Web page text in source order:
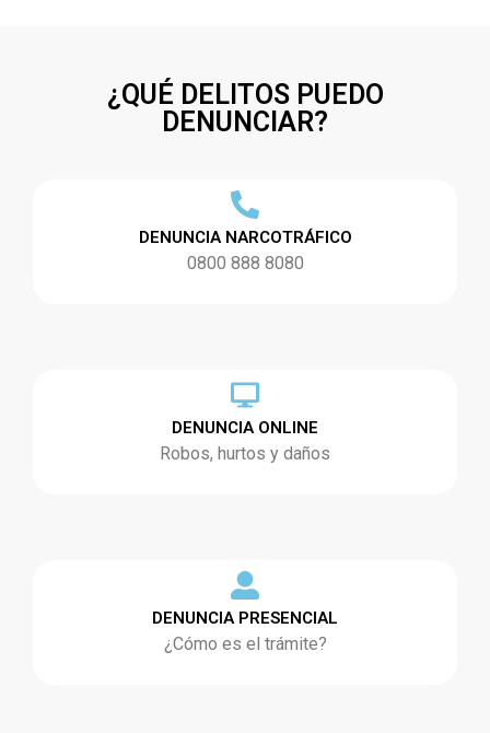
¿QUÉ DELITOS PUEDO
DENUNCIAR?
DENUNCIA NARCOTRÁFICO
0800 888 8080
DENUNCIA ONLINE
Robos, hurtos y daños
DENUNCIA PRESENCIAL
¿Cómo es el trámite?